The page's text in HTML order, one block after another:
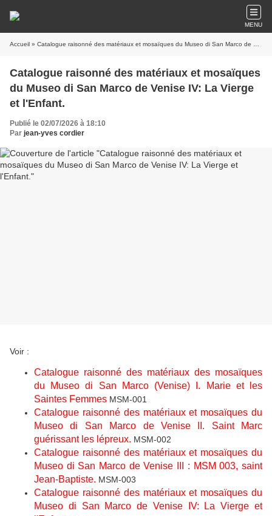
MENU
Accueil » Catalogue raisonné des matériaux et mosaïques du Museo di San Marco de Venise IV: La Vierge et l'Enfant.
Catalogue raisonné des matériaux et mosaïques
du Museo di San Marco de Venise IV: La Vierge
et l'Enfant.
Publié le 02/07/2026 à 18:10
Par jean-yves cordier
Voir :
Catalogue raisonné des matériaux des mosaïques
du Museo di San Marco (Venise) I. Marie et les
Saintes Femmes MSM-001
Catalogue raisonné des matériaux et mosaïques du
Museo di San Marco de Venise II. Saint Marc
guérissant les lépreux. MSM-002
Catalogue raisonné des matériaux et mosaïques du
Museo di San Marco de Venise III : MSM 003, saint
Jean-Baptiste. MSM-003
Catalogue raisonné des matériaux et mosaïques du
Museo di San Marco de Venise IV: La Vierge et